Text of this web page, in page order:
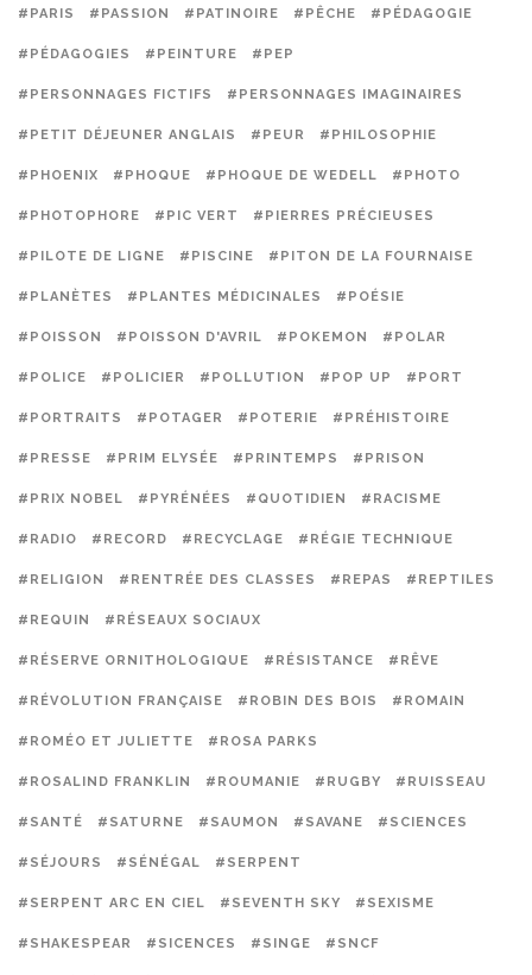
#PARIS #PASSION #PATINOIRE #PÊCHE #PÉDAGOGIE
#PÉDAGOGIES #PEINTURE #PEP
#PERSONNAGES FICTIFS #PERSONNAGES IMAGINAIRES
#PETIT DÉJEUNER ANGLAIS #PEUR #PHILOSOPHIE
#PHOENIX #PHOQUE #PHOQUE DE WEDELL #PHOTO
#PHOTOPHORE #PIC VERT #PIERRES PRÉCIEUSES
#PILOTE DE LIGNE #PISCINE #PITON DE LA FOURNAISE
#PLANÈTES #PLANTES MÉDICINALES #POÉSIE
#POISSON #POISSON D'AVRIL #POKEMON #POLAR
#POLICE #POLICIER #POLLUTION #POP UP #PORT
#PORTRAITS #POTAGER #POTERIE #PRÉHISTOIRE
#PRESSE #PRIM ELYSÉE #PRINTEMPS #PRISON
#PRIX NOBEL #PYRÉNÉES #QUOTIDIEN #RACISME
#RADIO #RECORD #RECYCLAGE #RÉGIE TECHNIQUE
#RELIGION #RENTRÉE DES CLASSES #REPAS #REPTILES
#REQUIN #RÉSEAUX SOCIAUX
#RÉSERVE ORNITHOLOGIQUE #RÉSISTANCE #RÊVE
#RÉVOLUTION FRANÇAISE #ROBIN DES BOIS #ROMAIN
#ROMÉO ET JULIETTE #ROSA PARKS
#ROSALIND FRANKLIN #ROUMANIE #RUGBY #RUISSEAU
#SANTÉ #SATURNE #SAUMON #SAVANE #SCIENCES
#SÉJOURS #SÉNÉGAL #SERPENT
#SERPENT ARC EN CIEL #SEVENTH SKY #SEXISME
#SHAKESPEAR #SICENCES #SINGE #SNCF